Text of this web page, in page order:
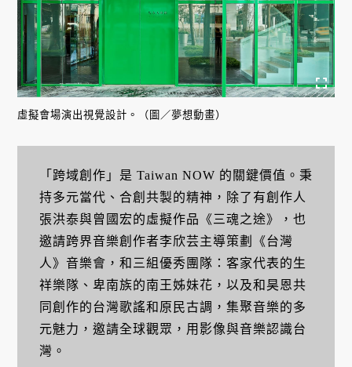
虛擬會場演出視覺設計。（圖／夢想動畫）
「跨域創作」是 Taiwan NOW 的關鍵價值。秉
持多元當代、合創共製的精神，除了有創作人
張洪泰與曾國宏的虛擬作品《三魂之途》，也
邀請跨界音樂創作者李欣芸主導策劃《台灣
人》音樂會，和三組優秀團隊：客家代表的生
祥樂隊、卑南族的南王姊妹花，以及和昊恩共
同創作的台灣歌謠和原民古調，集聚音樂的多
元魅力，邀請全球觀眾，用影像與音樂認識台
灣。